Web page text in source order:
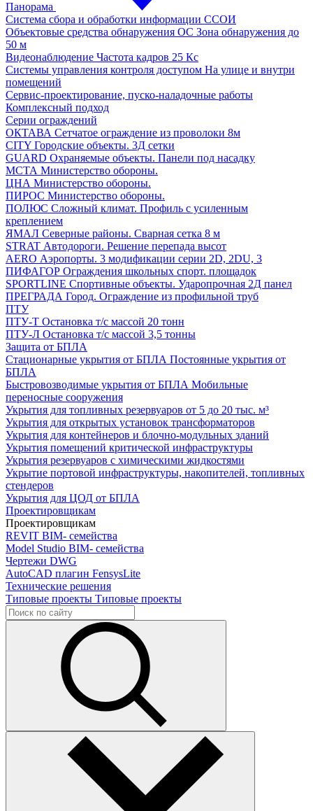
Панорама
Система сбора и обработки информации ССОИ
Объектовые средства обнаружения ОС Зона обнаружения до
50 м
Видеонаблюдение Частота кадров 25 Кс
Системы управления контроля доступом На улице и внутри
помещений
Сервис-проектирование, пуско-наладочные работы
Комплексный подход
Серии ограждений
ОКТАВА Сетчатое ограждение из проволоки 8м
CITY Городские объекты. 3Д сетки
GUARD Охраняемые объекты. Панели под насадку
МСТА Министерство обороны.
ЦНА Министерство обороны.
ПИРОС Министерство обороны.
ПОЛЮС Сложный климат. Профиль с усиленным
креплением
ЯМАЛ Северные районы. Сварная сетка 8 м
STRAT Автодороги. Решение перепада высот
AERO Аэропорты. 3 модификации серии 2D, 2DU, 3
ПИФАГОР Ограждения школьных спорт. площадок
SPORTLINE Спортивные объекты. Ударопрочная 2Д панел
ПРЕГРАДА Город. Ограждение из профильной труб
ПТУ
ПТУ-Т Остановка т/c массой 20 тонн
ПТУ-Л Остановка т/c массой 3,5 тонны
Защита от БПЛА
Стационарные укрытия от БПЛА Постоянные укрытия от
БПЛА
Быстровозводимые укрытия от БПЛА Мобильные
переносные сооружения
Укрытия для топливных резервуаров от 5 до 20 тыс. м³
Укрытия для открытых установок трансформаторов
Укрытия для контейнеров и блочно-модульных зданий
Укрытия помещений критической инфраструктуры
Укрытия резервуаров с химическими жидкостями
Укрытие портовой инфраструктуры, накопителей, топливных
стендеров
Укрытия для ЦОД от БПЛА
Проектировщикам
Проектировщикам
REVIT BIM- семейства
Model Studio BIM- семейства
Чертежи DWG
AutoCAD плагин FensysLite
Технические решения
Типовые проекты Типовые проекты